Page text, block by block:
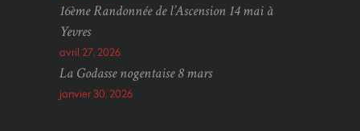
16ème Randonnée de l’Ascension 14 mai à
Yevres
avril 27, 2026
La Godasse nogentaise 8 mars
janvier 30, 2026